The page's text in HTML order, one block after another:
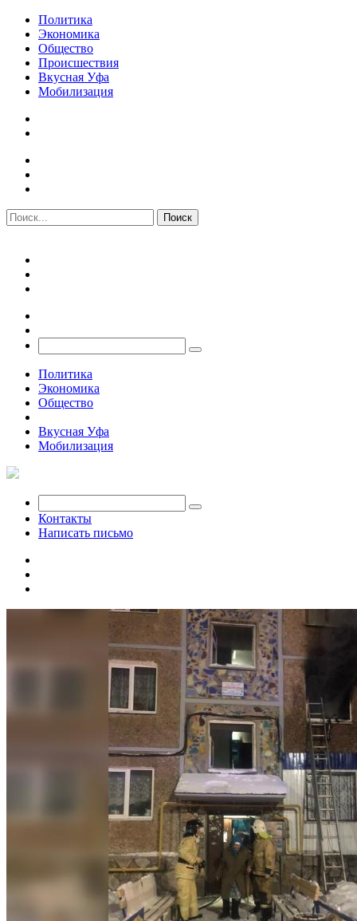
Политика
Экономика
Общество
Происшествия
Вкусная Уфа
Мобилизация
Политика
Экономика
Общество
Вкусная Уфа
Мобилизация
Контакты
Написать письмо